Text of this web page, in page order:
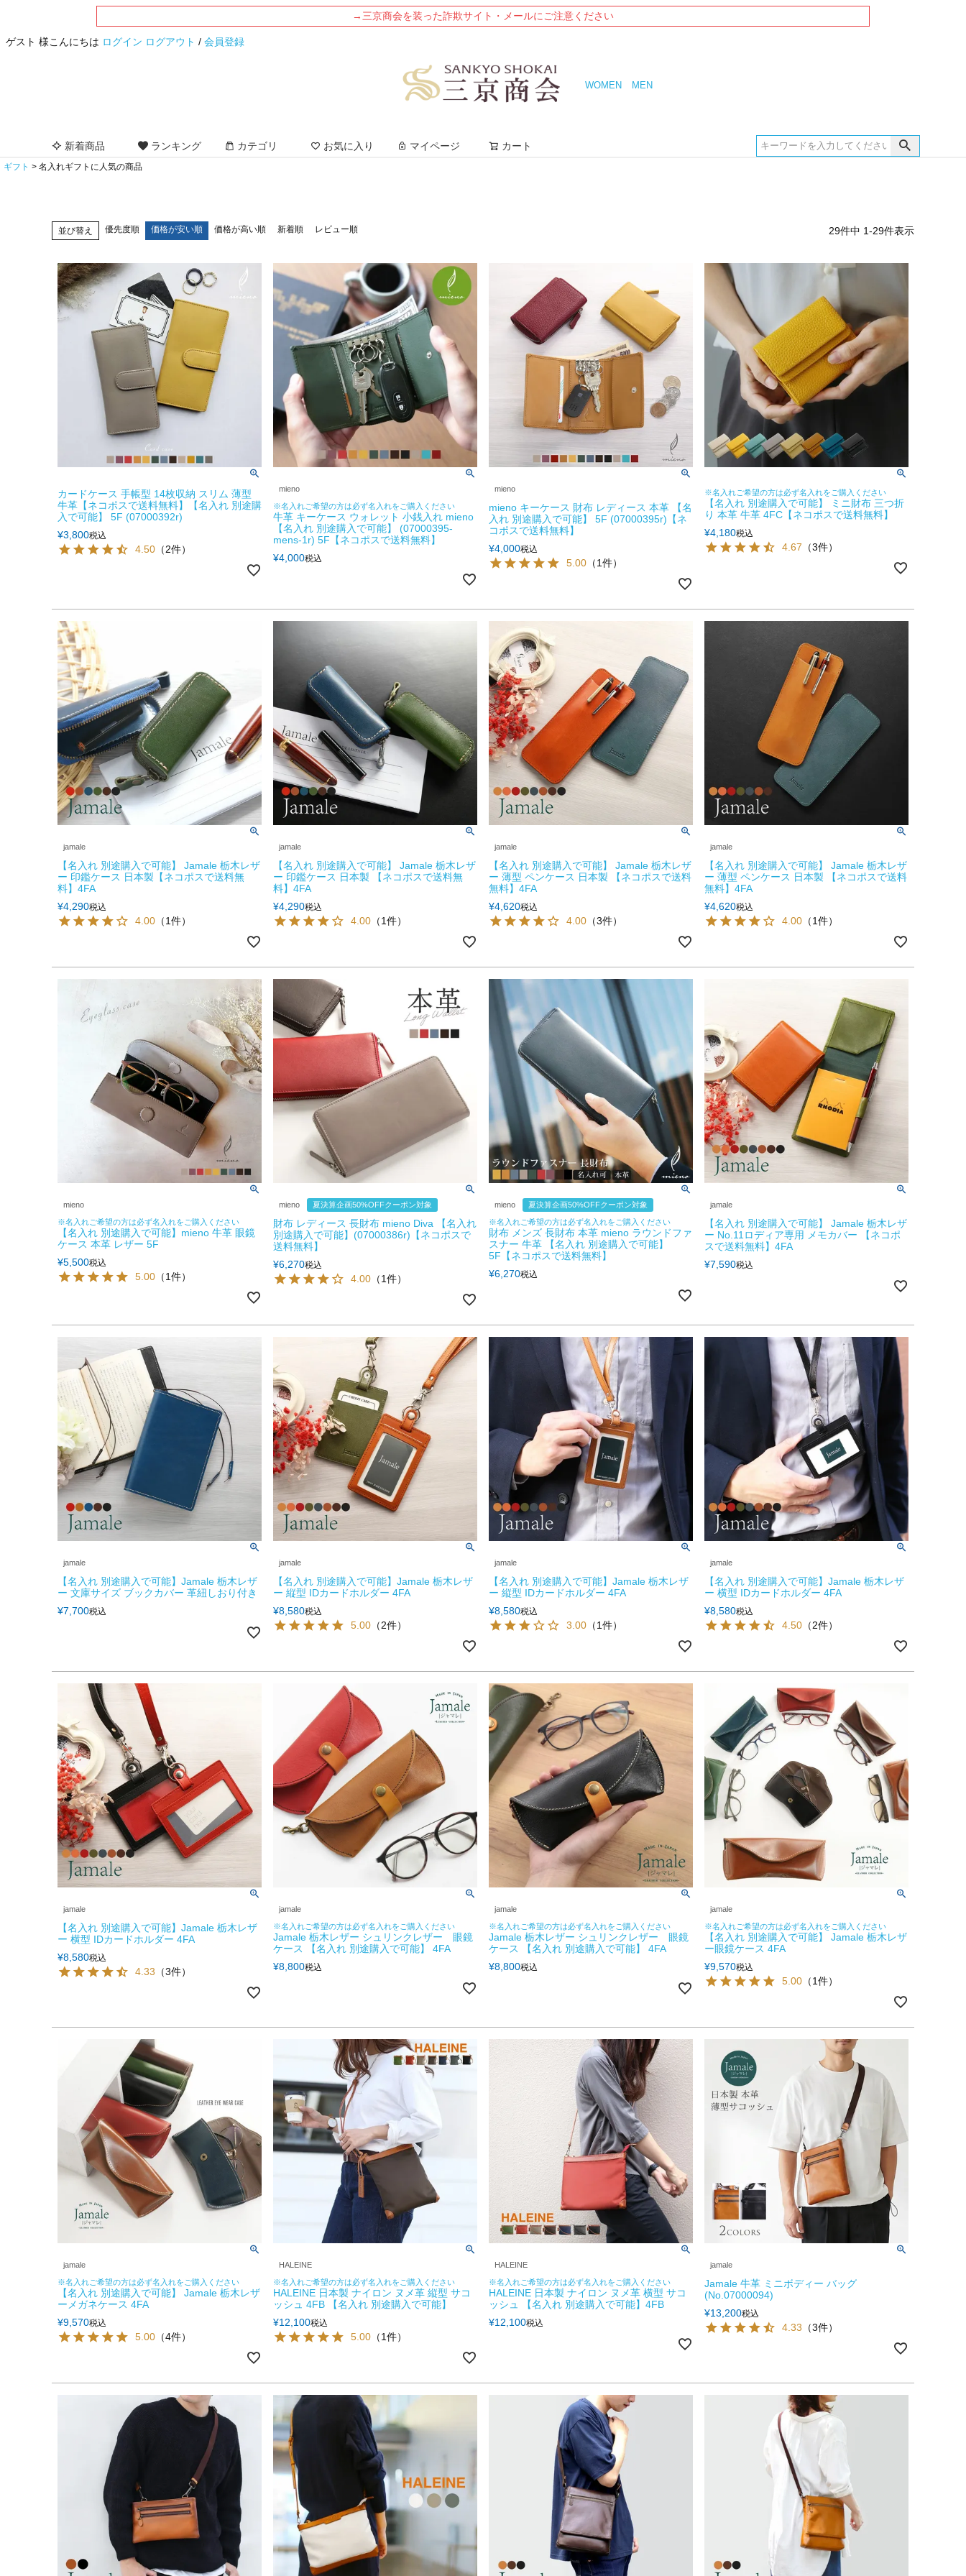
→三京商会を装った詐欺サイト・メールにご注意ください
ゲスト 様こんにちは ログイン ログアウト / 会員登録
WOMEN MEN
新着商品 ランキング カテゴリ お気に入り マイページ カート
ギフト 名入れギフトに人気の商品
並び替え 優先度順 価格が安い順 価格が高い順 新着順 レビュー順 29件中 1-29件表示
カードケース 手帳型 14枚収納 スリム 薄型
牛革【ネコポスで送料無料】【名入れ 別途購
入で可能】 5F (07000392r)
¥3,800税込
4.50 （2件）
mieno
※名入れご希望の方は必ず名入れをご購入ください
牛革 キーケース ウォレット 小銭入れ mieno
【名入れ 別途購入で可能】 (07000395-
mens-1r) 5F【ネコポスで送料無料】
¥4,000税込
mieno
mieno キーケース 財布 レディース 本革 【名
入れ 別途購入で可能】 5F (07000395r)【ネ
コポスで送料無料】
¥4,000税込
5.00 （1件）
※名入れご希望の方は必ず名入れをご購入ください
【名入れ 別途購入で可能】 ミニ財布 三つ折
り 本革 牛革 4FC【ネコポスで送料無料】
¥4,180税込
4.67 （3件）
jamale
【名入れ 別途購入で可能】 Jamale 栃木レザ
ー 印鑑ケース 日本製【ネコポスで送料無
料】4FA
¥4,290税込
4.00 （1件）
jamale
【名入れ 別途購入で可能】 Jamale 栃木レザ
ー 印鑑ケース 日本製 【ネコポスで送料無
料】4FA
¥4,290税込
4.00 （1件）
jamale
【名入れ 別途購入で可能】 Jamale 栃木レザ
ー 薄型 ペンケース 日本製 【ネコポスで送料
無料】4FA
¥4,620税込
4.00 （3件）
jamale
【名入れ 別途購入で可能】 Jamale 栃木レザ
ー 薄型 ペンケース 日本製 【ネコポスで送料
無料】4FA
¥4,620税込
4.00 （1件）
mieno
※名入れご希望の方は必ず名入れをご購入ください
【名入れ 別途購入で可能】mieno 牛革 眼鏡
ケース 本革 レザー 5F
¥5,500税込
5.00 （1件）
mieno 夏決算企画50%OFFクーポン対象
財布 レディース 長財布 mieno Diva 【名入れ
別途購入で可能】(07000386r)【ネコポスで
送料無料】
¥6,270税込
4.00 （1件）
mieno
夏決算企画50%OFFクーポン対象
※名入れご希望の方は必ず名入れをご購入ください
財布 メンズ 長財布 本革 mieno ラウンドファ
スナー 牛革 【名入れ 別途購入で可能】
5F【ネコポスで送料無料】
¥6,270税込
jamale
【名入れ 別途購入で可能】 Jamale 栃木レザ
ー No.11ロディア専用 メモカバー 【ネコポ
スで送料無料】4FA
¥7,590税込
jamale
【名入れ 別途購入で可能】Jamale 栃木レザ
ー 文庫サイズ ブックカバー 革紐しおり付き
¥7,700税込
jamale
【名入れ 別途購入で可能】Jamale 栃木レザ
ー 縦型 IDカードホルダー 4FA
¥8,580税込
5.00 （2件）
jamale
【名入れ 別途購入で可能】Jamale 栃木レザ
ー 縦型 IDカードホルダー 4FA
¥8,580税込
3.00 （1件）
jamale
【名入れ 別途購入で可能】Jamale 栃木レザ
ー 横型 IDカードホルダー 4FA
¥8,580税込
4.50 （2件）
jamale
【名入れ 別途購入で可能】Jamale 栃木レザ
ー 横型 IDカードホルダー 4FA
¥8,580税込
4.33 （3件）
jamale
※名入れご希望の方は必ず名入れをご購入ください
Jamale 栃木レザー シュリンクレザー 眼鏡
ケース 【名入れ 別途購入で可能】 4FA
¥8,800税込
jamale
※名入れご希望の方は必ず名入れをご購入ください
Jamale 栃木レザー シュリンクレザー 眼鏡
ケース 【名入れ 別途購入で可能】 4FA
¥8,800税込
jamale
※名入れご希望の方は必ず名入れをご購入ください
【名入れ 別途購入で可能】 Jamale 栃木レザ
ー眼鏡ケース 4FA
¥9,570税込
5.00 （1件）
jamale
※名入れご希望の方は必ず名入れをご購入ください
【名入れ 別途購入で可能】 Jamale 栃木レザ
ーメガネケース 4FA
¥9,570税込
5.00 （4件）
HALEINE
※名入れご希望の方は必ず名入れをご購入ください
HALEINE 日本製 ナイロン ヌメ革 縦型 サコ
ッシュ 4FB 【名入れ 別途購入で可能】
¥12,100税込
5.00 （1件）
HALEINE
※名入れご希望の方は必ず名入れをご購入ください
HALEINE 日本製 ナイロン ヌメ革 横型 サコ
ッシュ 【名入れ 別途購入で可能】4FB
¥12,100税込
jamale
Jamale 牛革 ミニボディー バッグ
(No.07000094)
¥13,200税込
4.33 （3件）